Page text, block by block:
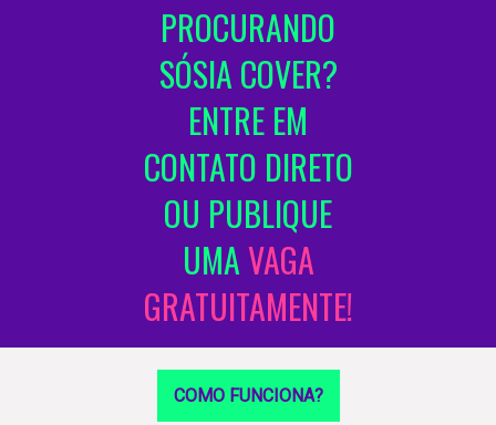
PROCURANDO
SÓSIA COVER?
ENTRE EM
CONTATO DIRETO
OU PUBLIQUE
UMAVAGA
GRATUITAMENTE!
COMO FUNCIONA?